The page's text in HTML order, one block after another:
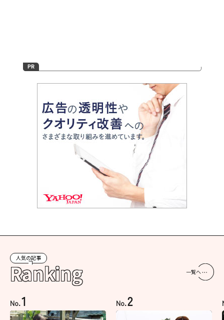
人気の記事
Ranking 一覧へ
No.1 No.2